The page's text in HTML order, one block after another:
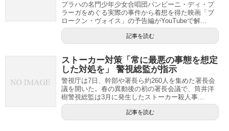
プラハの名門少年少女合唱団バンビーニ・ディ・プ
ラーガをめぐる実際の事件から着想を得た映画「ブ
ロークン・ヴォイス」の予告編がYouTubeで解...
記事を読む
ストーカー対策「常に最悪の事態を想定
した対処を」 警視総監が指示
警視庁は7日、幹部や署長ら約260人を集めた署長会
議を開いた。春の異動後の初の署長会議で、筒井洋
樹警視総監は3月に発生したストーカー殺人事...
記事を読む